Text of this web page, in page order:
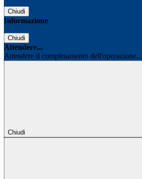
Chiudi
Informazione
Chiudi
Attendere...
Attendere il completamento dell'operazione...
Chiudi